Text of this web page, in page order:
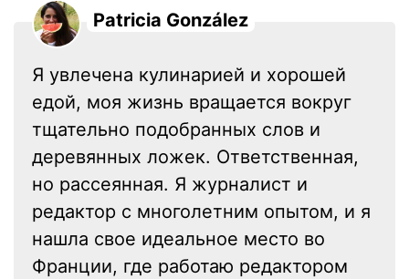
Patricia González
Я увлечена кулинарией и хорошей
едой, моя жизнь вращается вокруг
тщательно подобранных слов и
деревянных ложек. Ответственная,
но рассеянная. Я журналист и
редактор с многолетним опытом, и я
нашла свое идеальное место во
Франции, где работаю редактором